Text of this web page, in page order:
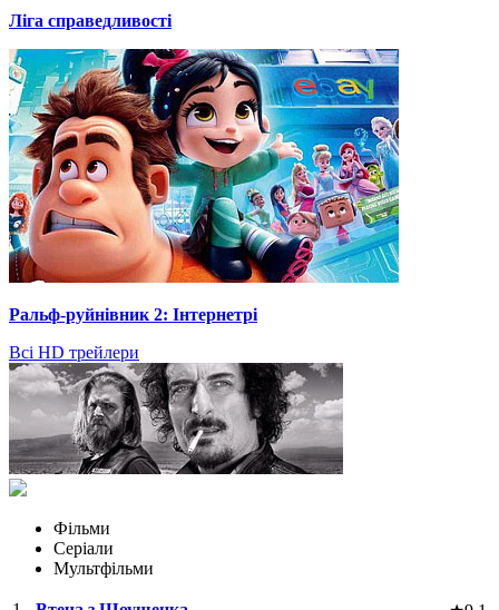
Ліга справедливості
Ральф-руйнівник 2: Інтернетрі
Всі HD трейлери
Фільми
Серіали
Мультфільми